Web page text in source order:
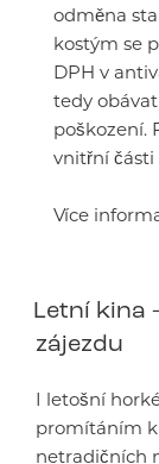
odměna
kostým se
DPH v
tedy
poškození.
vnitřní
Více
Letní kina
zájezdu
I letošní
promítáním
netradičních